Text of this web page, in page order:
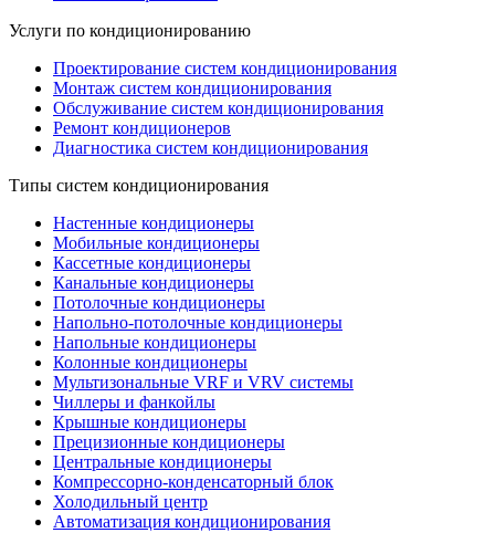
Услуги по кондиционированию
Проектирование систем кондиционирования
Монтаж систем кондиционирования
Обслуживание систем кондиционирования
Ремонт кондиционеров
Диагностика систем кондиционирования
Типы систем кондиционирования
Настенные кондиционеры
Мобильные кондиционеры
Кассетные кондиционеры
Канальные кондиционеры
Потолочные кондиционеры
Напольно-потолочные кондиционеры
Напольные кондиционеры
Колонные кондиционеры
Мультизональные VRF и VRV системы
Чиллеры и фанкойлы
Крышные кондиционеры
Прецизионные кондиционеры
Центральные кондиционеры
Компрессорно-конденсаторный блок
Холодильный центр
Автоматизация кондиционирования